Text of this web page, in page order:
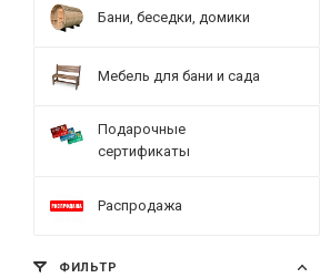
Бани, беседки, домики
Мебель для бани и сада
Подарочные
сертификаты
Распродажа
ФИЛЬТР